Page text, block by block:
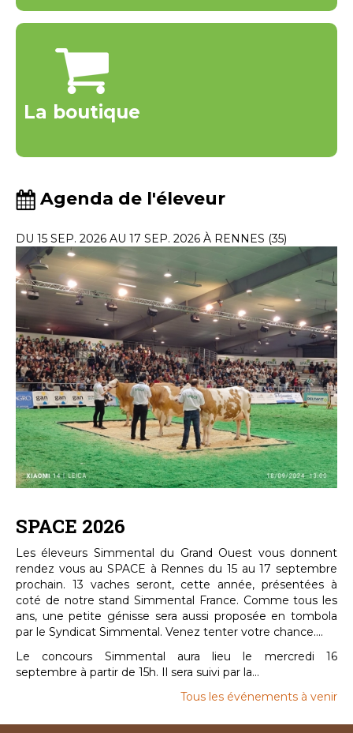
La boutique
Agenda de l'éleveur
DU 15 SEP. 2026 AU 17 SEP. 2026 À RENNES (35)
SPACE 2026
Les éleveurs Simmental du Grand Ouest vous donnent
rendez vous au SPACE à Rennes du 15 au 17 septembre
prochain. 13 vaches seront, cette année, présentées à
coté de notre stand Simmental France. Comme tous les
ans, une petite génisse sera aussi proposée en tombola
par le Syndicat Simmental. Venez tenter votre chance....
Le concours Simmental aura lieu le mercredi 16
septembre à partir de 15h. Il sera suivi par la...
Tous les événements à venir